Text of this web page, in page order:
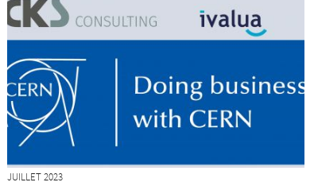
JUILLET 2023